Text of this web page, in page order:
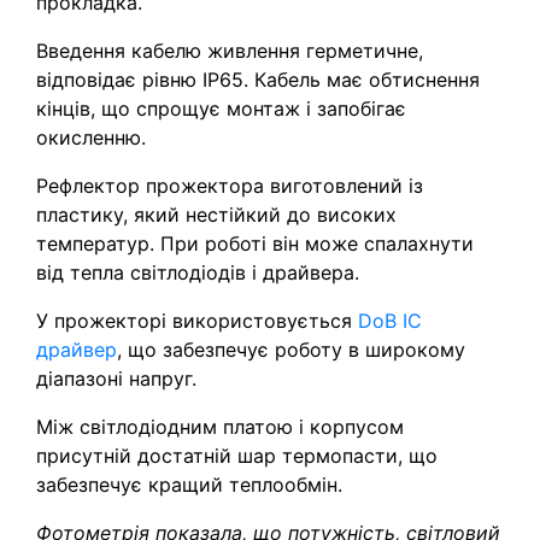
Введення кабелю живлення герметичне,
відповідає рівню IP65. Кабель має обтиснення
кінців, що спрощує монтаж і запобігає
окисленню.
Рефлектор прожектора виготовлений із
пластику, який нестійкий до високих
температур. При роботі він може спалахнути
від тепла світлодіодів і драйвера.
У прожекторі використовується DoB IC
драйвер, що забезпечує роботу в широкому
діапазоні напруг.
Між світлодіодним платою і корпусом
присутній достатній шар термопасти, що
забезпечує кращий теплообмін.
Фотометрія показала, що потужність, світловий